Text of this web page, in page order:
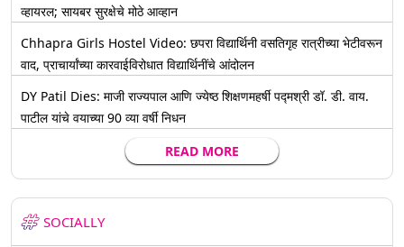
व्हायरल; सायबर सुरक्षेचे मोठे आव्हान
Chhapra Girls Hostel Video: छपरा विद्यार्थिनी वसतिगृह रात्रीच्या भेटीवरून
वाद, प्राचार्यांच्या कारवाईविरोधात विद्यार्थिनींचे आंदोलन
DY Patil Dies: माजी राज्यपाल आणि ज्येष्ठ शिक्षणमहर्षी पद्मश्री डॉ. डी. वाय.
पाटील यांचे वयाच्या 90 व्या वर्षी निधन
READ MORE
SOCIALLY